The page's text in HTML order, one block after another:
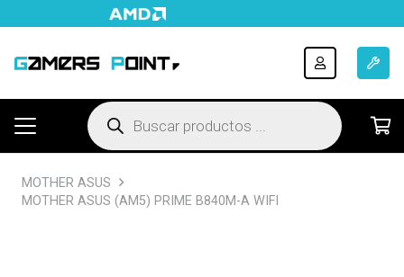
Búsqueda
de
productos
MOTHER ASUS
MOTHER ASUS (AM5) PRIME B840M-A WIFI